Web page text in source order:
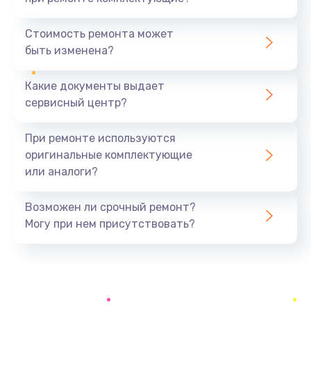
1440 руб.
Ремонт южного моста
Замена батарейки BIOS
Заказать
Стоимость ремонта может
быть изменена?
Какие документы выдает
сервисный центр?
При ремонте используются
оригинальные комплектующие
или аналоги?
Возможен ли срочный ремонт?
Могу при нем присутствовать?